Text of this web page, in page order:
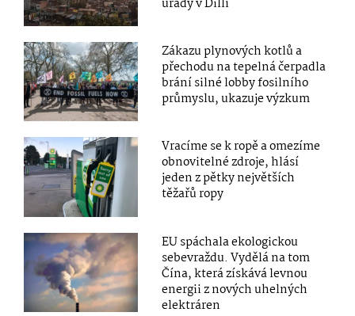
úřady v Dillí
Zákazu plynových kotlů a
přechodu na tepelná čerpadla
brání silné lobby fosilního
průmyslu, ukazuje výzkum
Vracíme se k ropě a omezíme
obnovitelné zdroje, hlásí
jeden z pětky největších
těžařů ropy
EU spáchala ekologickou
sebevraždu. Vydělá na tom
Čína, která získává levnou
energii z nových uhelných
elektráren